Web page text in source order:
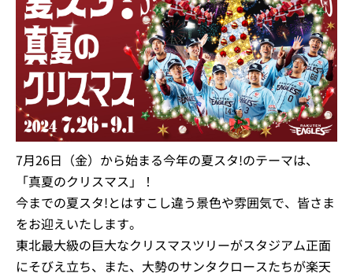
7月26日（金）から始まる今年の夏スタ!のテーマは、
「真夏のクリスマス」！
今までの夏スタ!とはすこし違う景色や雰囲気で、皆さま
をお迎えいたします。
東北最大級の巨大なクリスマスツリーがスタジアム正面
にそびえ立ち、また、大勢のサンタクロースたちが楽天